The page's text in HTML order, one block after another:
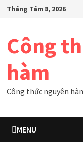
SkipTháng Tám 8, 2026
Công
hàm
Công thức nguyên
MENU